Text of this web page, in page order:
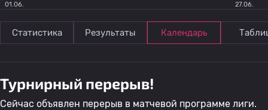
27.06.
01.06.
Статистика Результаты Календарь
Турнирный перерыв!
Сейчас объявлен перерыв в матчевой программе лиги.